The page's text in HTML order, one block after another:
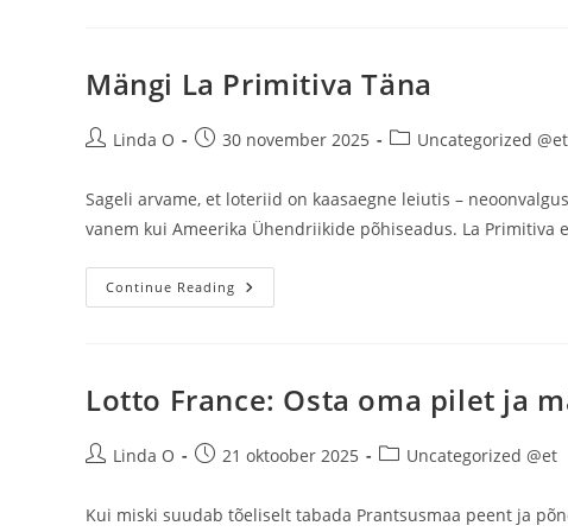
Mängi La Primitiva Täna
PostLinda O
Post30 november 2025
PostUncategorized @et
Sageli arvame, et loteriid on kaasaegne leiutis –
vanem kui Ameerika Ühendriikide põhiseadus. La Primitiva
Continue Reading Mängi
La
Lotto France: Osta oma pilet ja
PostLinda O
Post21 oktoober 2025
PostUncategorized @et
Kui miski suudab tõeliselt tabada Prantsusmaa peent ja